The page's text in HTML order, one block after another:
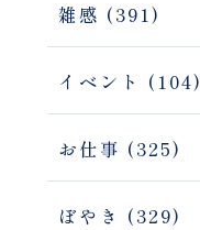
雑感 (391)
イベント (104)
お仕事 (325)
ぼやき (329)